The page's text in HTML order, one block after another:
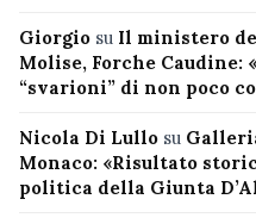
Giorgio su Il ministero
Molise, Forche Caudine:
“svarioni” di non poco
Nicola Di Lullo su
Monaco: «Risultato
politica della Giunta